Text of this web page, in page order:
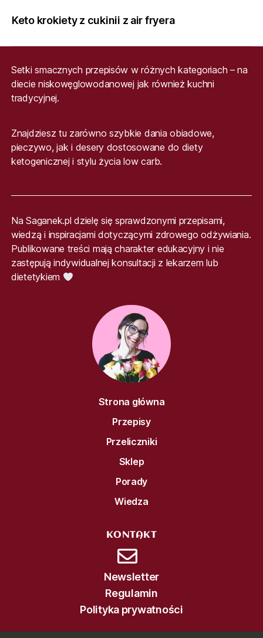
Keto krokiety z cukinii z air fryera
Setki smacznych przepisów w różnych kategoriach – na
diecie niskowęglowodanowej jak również kuchni
tradycyjnej.
Znajdziesz tu zarówno szybkie dania obiadowe,
pieczywo, jak i desery dostosowane do diety
ketogenicznej i stylu życia low carb.
Na Saganek.pl dzielę się sprawdzonymi przepisami,
wiedzą i inspiracjami dotyczącymi zdrowego odżywiania.
Publikowane treści mają charakter edukacyjny i nie
zastępują indywidualnej konsultacji z lekarzem lub
dietetykiem
Strona główna
Przepisy
Przeliczniki
Sklep
Porady
Wiedza
KONTAKT
Newsletter
Regulamin
Polityka prywatności